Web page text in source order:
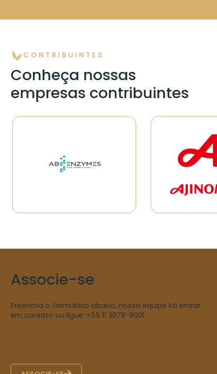
CONTRIBUINTES
Conheça nossas
empresas contribuintes
Associe-se
Preencha o formulário abaixo, nossa equipe irá entrar
em contato ou ligue: +55 11 3078-9001.